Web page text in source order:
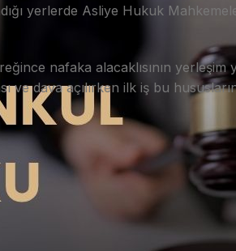
yerlerde Asliye Hukuk
nafaka alacaklısının yerleşim
ve dava açılırken ilk iş bu